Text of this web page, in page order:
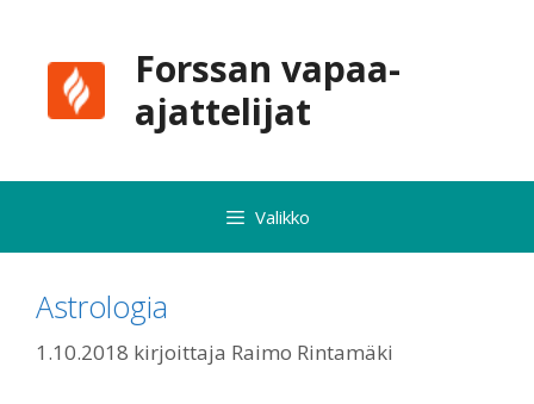
Forssan vapaa-
ajattelijat
Valikko
Astrologia
1.10.2018 kirjoittaja Raimo Rintamäki